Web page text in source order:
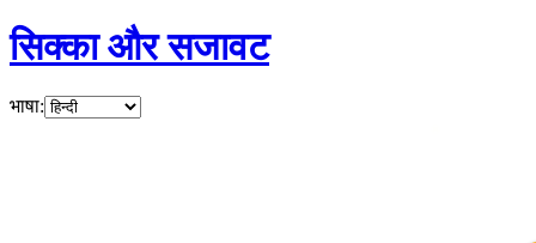
सिक्का और सजावट
भाषा: